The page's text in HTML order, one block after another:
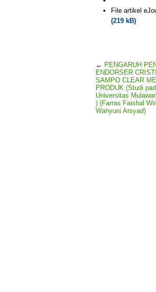
File artikel
(219 kB)
← PENGARUH
ENDORSER
SAMPO CLEAR
PRODUK (Studi
Universitas
) (Farras Faishal
Wahyuni Arsyad)